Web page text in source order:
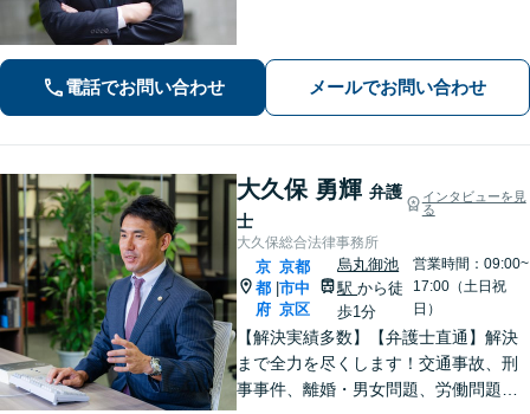
し、きめ細やかに対応【夜間面談あ
電話でお問い合わせ メールでお問い合わせ
大久保 勇輝 弁護
士
インタビューを見
る
大久保総合法律事務所
京
都
府
京都
市中
京区
烏丸御池
駅から徒
歩1分
営業時間：09:00~
17:00（土日祝
日）
【解決実績多数】【弁護士直通】解決
まで全力を尽くします！交通事故、刑
事事件、離婚・男女問題、労働問題、